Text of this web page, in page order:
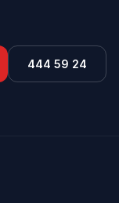
444 59 24